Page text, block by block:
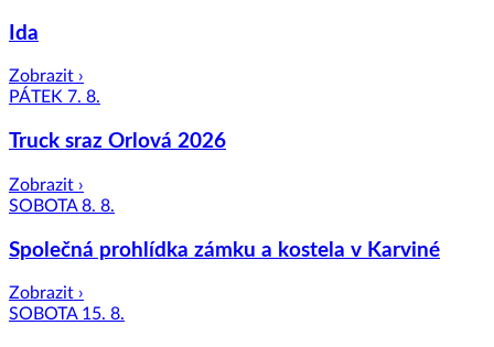
Ida
Zobrazit ›
PÁTEK 7. 8.
Truck sraz Orlová 2026
Zobrazit ›
SOBOTA 8. 8.
Společná prohlídka zámku a kostela v Karviné
Zobrazit ›
SOBOTA 15. 8.